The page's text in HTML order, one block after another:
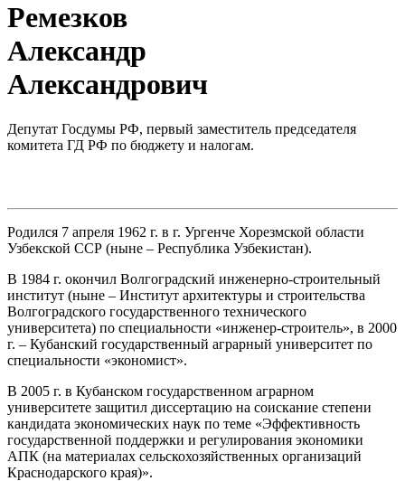
Ремезков
Александр
Александрович
Депутат Госдумы РФ, первый заместитель председателя
комитета ГД РФ по бюджету и налогам.
Родился 7 апреля 1962 г. в г. Ургенче Хорезмской области
Узбекской ССР (ныне – Республика Узбекистан).
В 1984 г. окончил Волгоградский инженерно-строительный
институт (ныне – Институт архитектуры и строительства
Волгоградского государственного технического
университета) по специальности «инженер-строитель», в 2000
г. – Кубанский государственный аграрный университет по
специальности «экономист».
В 2005 г. в Кубанском государственном аграрном
университете защитил диссертацию на соискание степени
кандидата экономических наук по теме «Эффективность
государственной поддержки и регулирования экономики
АПК (на материалах сельскохозяйственных организаций
Краснодарского края)».